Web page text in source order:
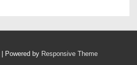
| Powered by Responsive Theme